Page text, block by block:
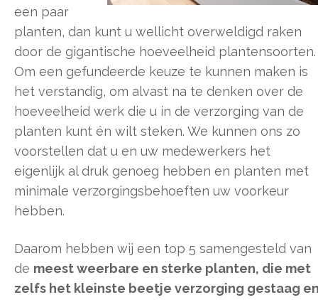
een paar
planten, dan kunt u wellicht overweldigd raken
door de gigantische hoeveelheid plantensoorten.
Om een gefundeerde keuze te kunnen maken is
het verstandig, om alvast na te denken over de
hoeveelheid werk die u in de verzorging van de
planten kunt én wilt steken. We kunnen ons zo
voorstellen dat u en uw medewerkers het
eigenlijk al druk genoeg hebben en planten met
minimale verzorgingsbehoeften uw voorkeur
hebben.
Daarom hebben wij een top 5 samengesteld van
de meest weerbare en sterke planten, die met
zelfs het kleinste beetje verzorging gestaag